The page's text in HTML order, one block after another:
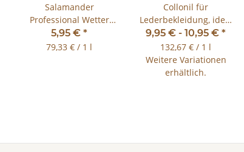
Salamander
Professional Wetter
Schutz, Schuhcreme
75ml viele Farben
5,95 € *
79,33 € / 1 l
Collonil für
Lederbekleidung, ideal
für Motorrad Kombis
75ml
9,95 € - 10,95 € *
132,67 € / 1 l
Weitere Variationen
erhältlich.